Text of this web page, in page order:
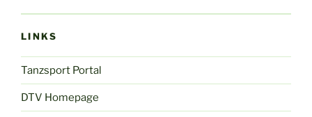
LINKS
Tanzsport Portal
DTV Homepage